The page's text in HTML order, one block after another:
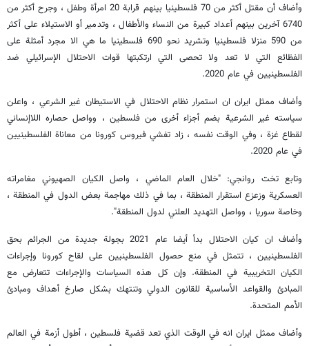
وأضاف أن مقتل أكثر من 70 فلسطينيا بينهم قرابة 20 امرأة وطفل ، وجرح أكثر من
6740 آخرين بينهم أعداد كبيرة من النساء والأطفال ، وتدمير أو الاستيلاء على أكثر
من 590 منزلا فلسطينيا وتشريد نحو 690 فلسطينيا ما هي الا مجرد أمثلة على
الفظائع التي لا تعد ولا تحصى التي ارتكبتها قوات الاحتلال الإسرائيلي ضد
الفلسطينيين في عام 2020.
وأضاف ممثل ايران ان استمرار نظام الاحتلال في الاستيطان غير الشرعي ، واعلن
سياسته غير الشرعية بضم أجزاء أخرى من فلسطين ، وواصل حصاره اللاإنساني
لقطاع غزة ، وفي الوقت نفسه ، زاد تفشي فيروس كورونا من معاناة الفلسطينيين
في عام 2020.
وتابع تخت روانجي: "خلال العام الماضي ، واصل الكيان الصهيوني مغامراته
العسكرية وزعزع استقرار المنطقة ، بما في ذلك مهاجمة بعض الدول في المنطقة ،
وخاصة سوريا ، وواصل التهديد العلني لدول المنطقة".
وأضاف ان كيان الاحتلال بدأ أيضا عام 2021 بجولة جديدة من الجرائم بحق
الفلسطينيين ، تتمثل في منع حصول الفلسطينيين على لقاح كورونا وإجراءات
الكيان التخريبية في المنطقة. وإن كل هذه السياسات والإجراءات تتعارض مع
المبادئ والقواعد الأساسية للقانون الدولي وتنتهك بشكل صارخ أهداف ومبادئ
الأمم المتحدة.
وأضاف ممثل ايران انه في الوقت الذي تعد قضية فلسطين ، أطول أزمة في العالم